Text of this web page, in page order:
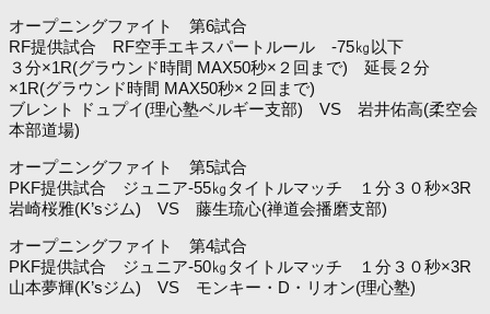
オープニングファイト 第6試合
RF提供試合 RF空手エキスパートルール -75㎏以下
３分×1R(グラウンド時間 MAX50秒×２回まで) 延長２分
×1R(グラウンド時間 MAX50秒×２回まで)
ブレント ドュプイ(理心塾ベルギー支部) VS 岩井佑高(柔空会
本部道場)
オープニングファイト 第5試合
PKF提供試合 ジュニア-55㎏タイトルマッチ １分３０秒×3R
岩崎桜雅(K’sジム) VS 藤生琉心(禅道会播磨支部)
オープニングファイト 第4試合
PKF提供試合 ジュニア-50㎏タイトルマッチ １分３０秒×3R
山本夢輝(K’sジム) VS モンキー・D・リオン(理心塾)